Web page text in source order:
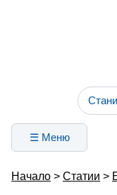
☰ Меню
Начало > Статии >